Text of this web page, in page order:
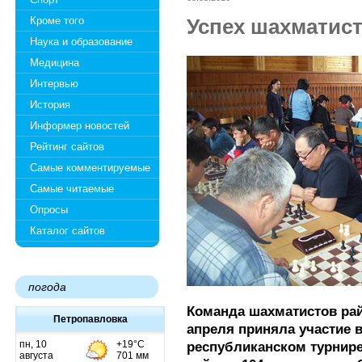
Кроме того
Наука и образование
Медицина
Интервью
История
Информер новостей
Рейтинг сайтов
Самые комментируемые
Самые читаемые
Опросы
Каталог сайтов
погода
Петропавловка
Успех
Команда шахматистов
апреля приняла участие
республиканском